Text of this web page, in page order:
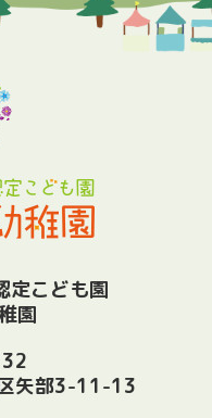
定こども園
園
矢部3-11-13